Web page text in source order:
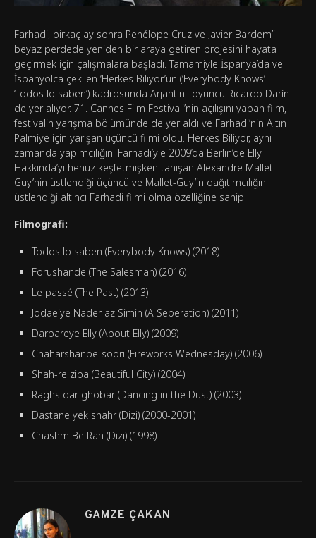
Farhadi, birkaç ay sonra Penélope Cruz ve Javier Bardem’i
beyaz perdede yeniden bir araya getiren projesini hayata
geçirmek için çalışmalara başladı. Tamamiyle İspanya’da ve
İspanyolca çekilen ‘Herkes Biliyor’un (‘Everybody Knows’ –
‘Todos lo saben’) kadrosunda Arjantinli oyuncu Ricardo Darín
de yer alıyor. 71. Cannes Film Festivali’nin açılışını yapan film,
festivalin yarışma bölümünde de yer aldı ve Farhadi’nin Altın
Palmiye için yarışan üçüncü filmi oldu. Herkes Biliyor, aynı
zamanda yapımcılığını Farhadi’yle 2009’da Berlin’de Elly
Hakkında’yı henüz keşfetmişken tanışan Alexandre Mallet-
Guy’nin üstlendiği üçüncü ve Mallet-Guy’in dağıtımcılığını
üstlendiği altıncı Farhadi filmi olma özelliğine sahip.
Filmografi:
Todos lo saben (Everybody Knows) (2018)
Forushande (The Salesman) (2016)
Le passé (The Past) (2013)
Jodaeiye Nader az Simin (A Seperation) (2011)
Darbareye Elly (About Elly) (2009)
Chaharshanbe-soori (Fireworks Wednesday) (2006)
Shah-re ziba (Beautiful City) (2004)
Raghs dar ghobar (Dancing in the Dust) (2003)
Dastane yek shahr (Dizi) (2000-2001)
Chashm Be Rah (Dizi) (1998)
GAMZE ÇAKAN